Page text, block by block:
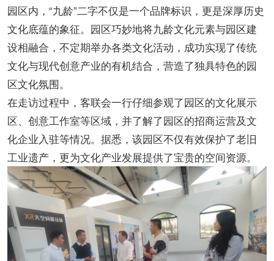
园区内，“九龄”二字不仅是一个品牌标识，更是深厚历史
文化底蕴的象征。园区巧妙地将九龄文化元素与园区建
设相融合，不定期举办各类文化活动，成功实现了传统
文化与现代创意产业的有机结合，营造了独具特色的园
区文化氛围。
在走访过程中，客联会一行仔细参观了园区的文化展示
区、创意工作室等区域，并了解了园区的招商运营及文
化企业入驻等情况。据悉，该园区不仅有效保护了老旧
工业遗产，更为文化产业发展提供了宝贵的空间资源。